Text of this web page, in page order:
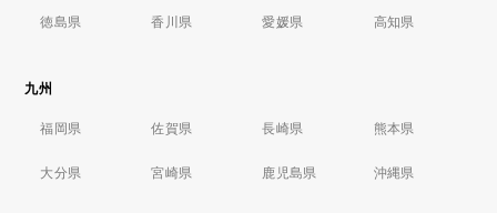
徳島県 香川県 愛媛県 高知県
九州
福岡県 佐賀県 長崎県 熊本県
大分県 宮崎県 鹿児島県 沖縄県